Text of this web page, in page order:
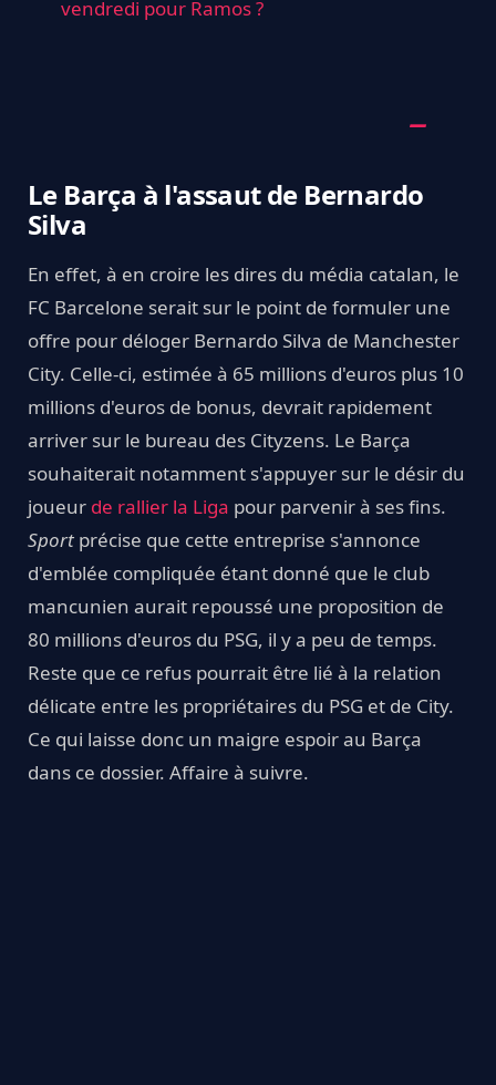
vendredi pour Ramos ?
Le Barça à l'assaut de Bernardo
Silva
En effet, à en croire les dires du média catalan, le
FC Barcelone serait sur le point de formuler une
offre pour déloger Bernardo Silva de Manchester
City. Celle-ci, estimée à 65 millions d'euros plus 10
millions d'euros de bonus, devrait rapidement
arriver sur le bureau des Cityzens. Le Barça
souhaiterait notamment s'appuyer sur le désir du
joueur de rallier la Liga pour parvenir à ses fins.
Sport précise que cette entreprise s'annonce
d'emblée compliquée étant donné que le club
mancunien aurait repoussé une proposition de
80 millions d'euros du PSG, il y a peu de temps.
Reste que ce refus pourrait être lié à la relation
délicate entre les propriétaires du PSG et de City.
Ce qui laisse donc un maigre espoir au Barça
dans ce dossier. Affaire à suivre.